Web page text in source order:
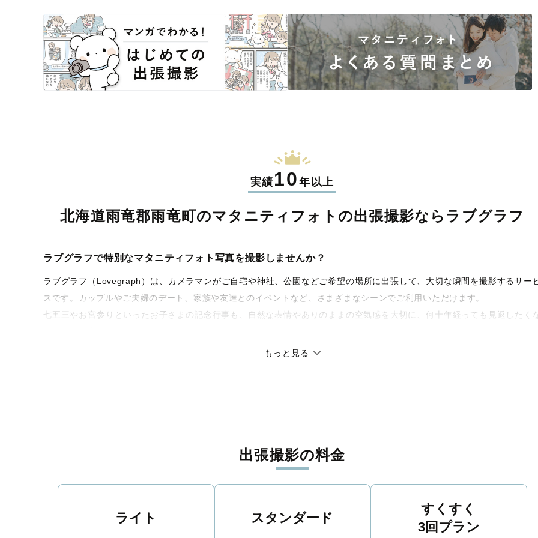
実績10年以上
北海道雨竜郡雨竜町のマタニティフォトの出張撮影なら ラブグラフ
ラブグラフで特別なマタニティフォト写真を撮影しませんか？
ラブグラフ（Lovegraph）は、カメラマンがご自宅や神社、公園などご希望の場所に出張して、大切な瞬間を撮影するサー
スです。カップルやご夫婦のデート、家族や友達とのイベントなど、さまざまなシーンでご利用いただけます。
七五三やお宮参りといったお子さまの記念行事も、自然な表情やありのままの空気感を大切に、何十年経っても見返したく
撮影後は、独自の編集技術で写真の明るさや色合いを丁寧に調整。自然な雰囲気を残しつつも、おしゃれで洗練された仕上が
い。
もっと見る
出張撮影の料金
ライト スタンダード
すくすく
3回プラン